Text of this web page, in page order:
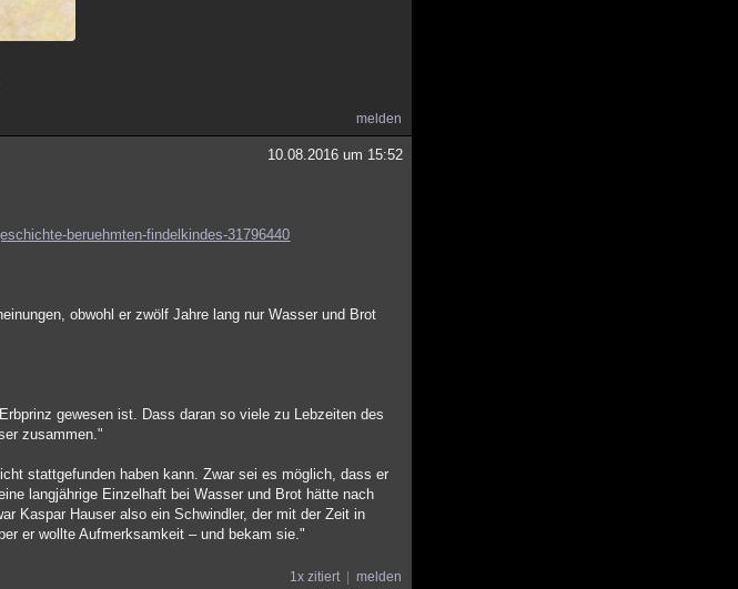
melden
10.08.2016 um 15:52
beruehmten-findelkindes-31796440
obwohl er zwölf Jahre lang nur Wasser und Brot
gewesen ist. Dass daran so viele zu Lebzeiten des
zusammen."
stattgefunden haben kann. Zwar sei es möglich, dass er
langjährige Einzelhaft bei Wasser und Brot hätte nach
Kaspar Hauser also ein Schwindler, der mit der Zeit in
er wollte Aufmerksamkeit – und bekam sie."
1x zitiert melden